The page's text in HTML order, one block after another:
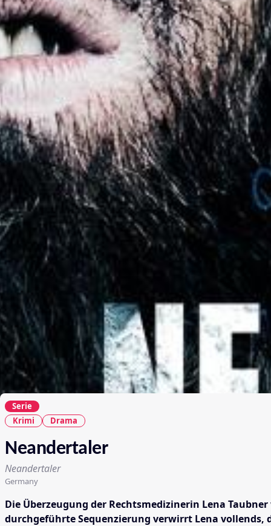
Serie
Krimi
Drama
Neandertaler
Neandertaler
Germany
Die Überzeugung der Rechtsmedizinerin Lena
durchgeführte Sequenzierung verwirrt Lena vollends,